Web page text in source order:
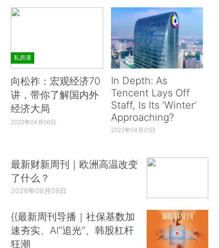
私房课
向松祚：宏观经济70
讲，带你了解国内外
经济大局
2022年04月06日
In Depth: As
Tencent Lays Off
Staff, Is Its ‘Winter’
Approaching?
2022年04月01日
最新财新周刊｜欧洲高温改变
了什么？
2026年08月09日
{{最新周刊导播｜社保基数加
速夯实、AI“追光”、韩股杠杆
狂潮